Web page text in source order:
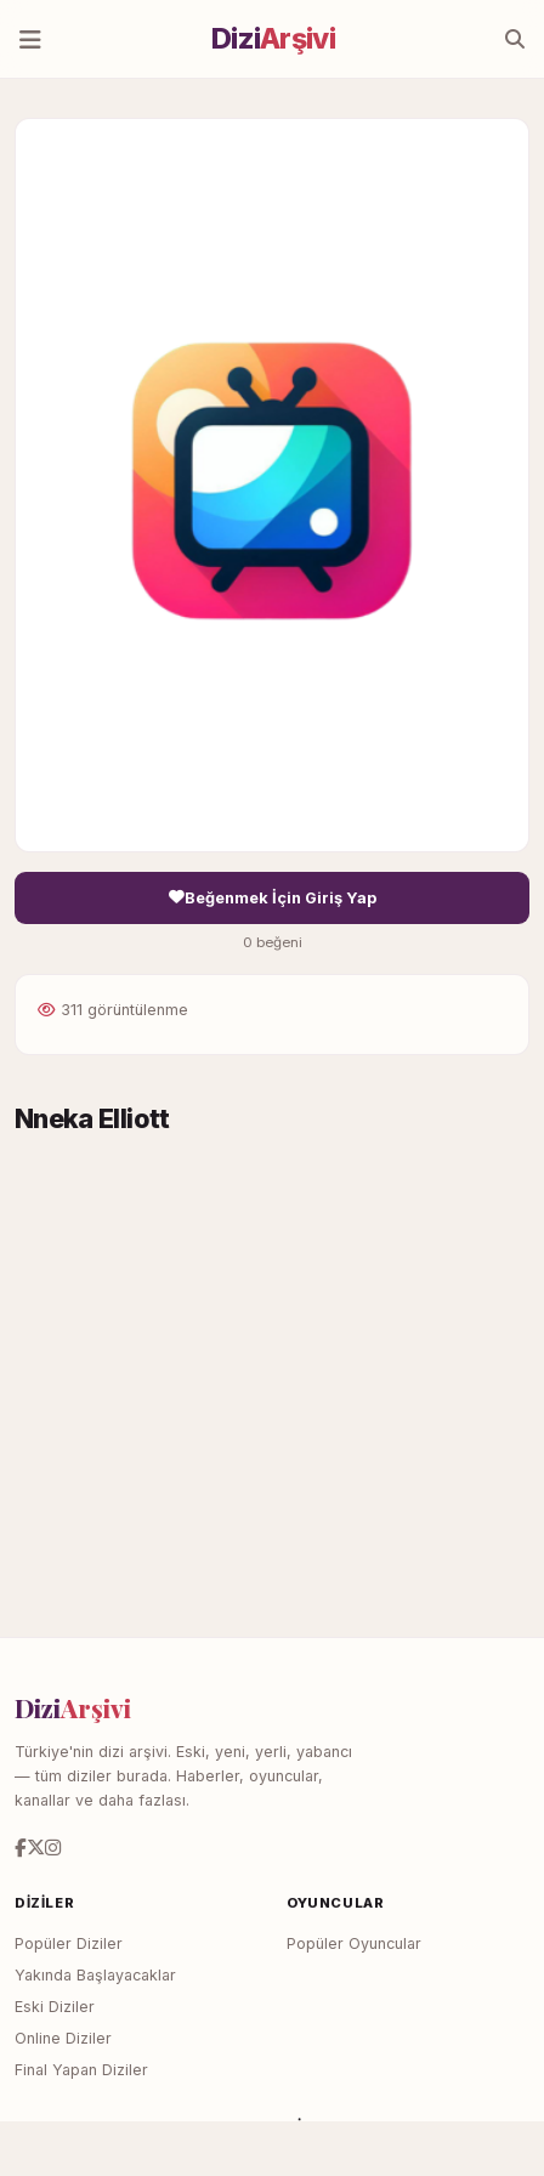
DiziArşivi
Beğenmek İçin Giriş Yap
0 beğeni
311 görüntülenme
Nneka Elliott
DiziArşivi
Türkiye'nin dizi arşivi. Eski, yeni, yerli, yabancı
— tüm diziler burada. Haberler, oyuncular,
kanallar ve daha fazlası.
DIZILER
Popüler Diziler
Yakında Başlayacaklar
Eski Diziler
Online Diziler
Final Yapan Diziler
OYUNCULAR
Popüler Oyuncular
SITE